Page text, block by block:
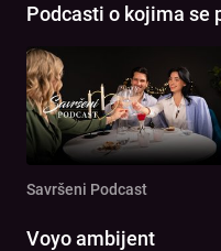
Podcasti o kojima se
Savršeni Podcast
Voyo ambijent